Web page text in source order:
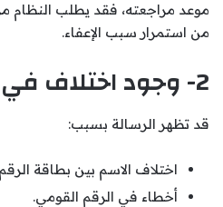
موعد مراجعته، فقد يطلب النظام
من استمرار سبب الإعفاء.
2- وجود اختلاف في البيانات
قد تظهر الرسالة بسبب:
اختلاف الاسم بين بطاقة
أخطاء في الرقم القومي.